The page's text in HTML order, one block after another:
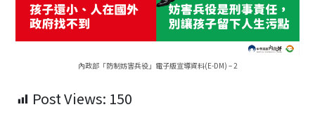
內政部「防制妨害兵役」電子版宣導資料(E-DM) – 2
Post Views: 150